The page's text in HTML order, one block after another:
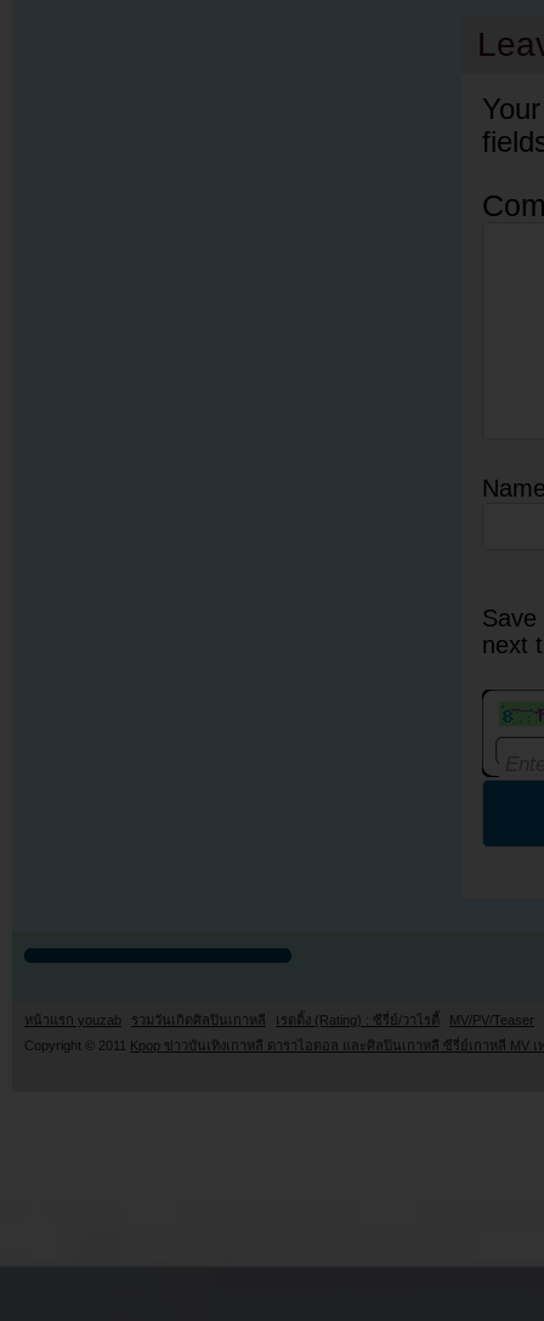
next
หน้าแรก youzab รวมวันเกิดศิลปินเกาหลี เรตติ้ง (Rating) : ซีรี่ย์/วาไรตี้
MV/PV/Teaser
Copyright © 2011
Kpop ข่าวบันเทิงเกาหลี ดาราไอดอล และศิลปินเกาหลี ซีรี่ย์เกาหลี MV